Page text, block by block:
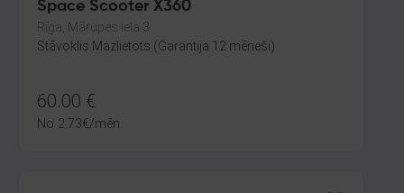
Space Scooter X360
Rīga, Mārupes iela 3
Stāvoklis Mazlietots (Garantija 12 mēneši)
60.00 €
No 2.73€/mēn.